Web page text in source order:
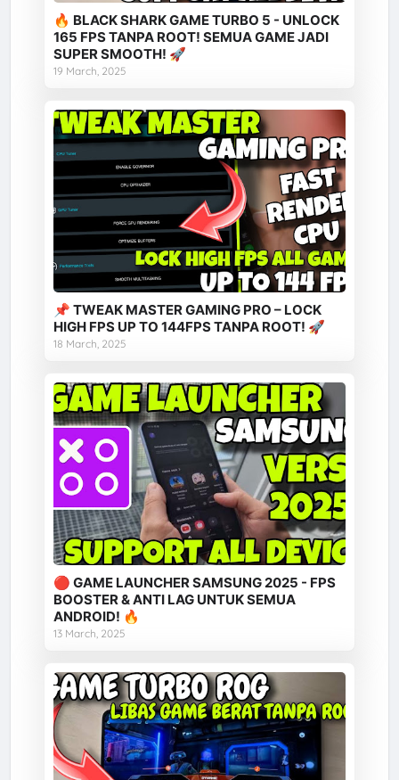
🔥 BLACK SHARK GAME TURBO 5 - UNLOCK
165 FPS TANPA ROOT! SEMUA GAME JADI
SUPER SMOOTH! 🚀
19 March, 2025
📌 TWEAK MASTER GAMING PRO – LOCK
HIGH FPS UP TO 144FPS TANPA ROOT! 🚀
18 March, 2025
🔴 GAME LAUNCHER SAMSUNG 2025 - FPS
BOOSTER & ANTI LAG UNTUK SEMUA
ANDROID! 🔥
13 March, 2025